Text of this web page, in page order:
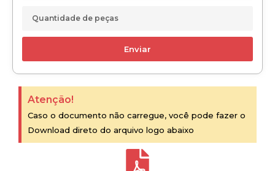
Enviar
Atenção!
Caso o documento não carregue, você pode fazer o
Download direto do arquivo logo abaixo